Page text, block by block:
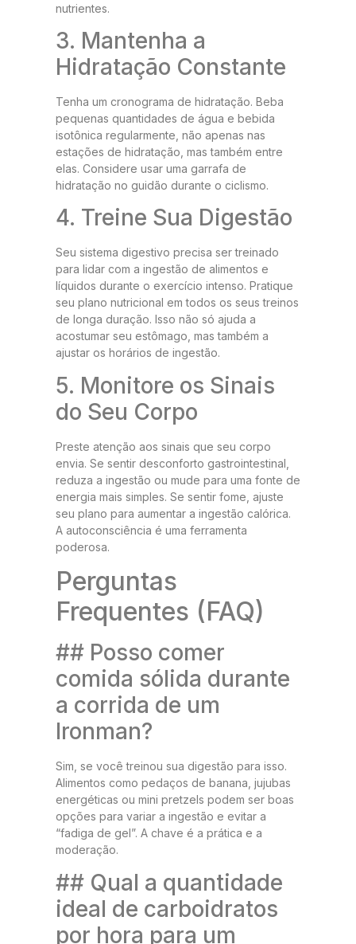
nutrientes.
3. Mantenha a
Hidratação Constante
Tenha um cronograma de hidratação. Beba
pequenas quantidades de água e bebida
isotônica regularmente, não apenas nas
estações de hidratação, mas também entre
elas. Considere usar uma garrafa de
hidratação no guidão durante o ciclismo.
4. Treine Sua Digestão
Seu sistema digestivo precisa ser treinado
para lidar com a ingestão de alimentos e
líquidos durante o exercício intenso. Pratique
seu plano nutricional em todos os seus treinos
de longa duração. Isso não só ajuda a
acostumar seu estômago, mas também a
ajustar os horários de ingestão.
5. Monitore os Sinais
do Seu Corpo
Preste atenção aos sinais que seu corpo
envia. Se sentir desconforto gastrointestinal,
reduza a ingestão ou mude para uma fonte de
energia mais simples. Se sentir fome, ajuste
seu plano para aumentar a ingestão calórica.
A autoconsciência é uma ferramenta
poderosa.
Perguntas
Frequentes (FAQ)
## Posso comer
comida sólida durante
a corrida de um
Ironman?
Sim, se você treinou sua digestão para isso.
Alimentos como pedaços de banana, jujubas
energéticas ou mini pretzels podem ser boas
opções para variar a ingestão e evitar a
“fadiga de gel”. A chave é a prática e a
moderação.
## Qual a quantidade
ideal de carboidratos
por hora para um